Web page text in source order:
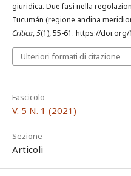
giuridica. Due fasi nella
Tucumán (regione andina
Crítica,5(1), 55-61. https://
Ulteriori formati di citazione
Fascicolo
V. 5 N. 1 (2021)
Sezione
Articoli